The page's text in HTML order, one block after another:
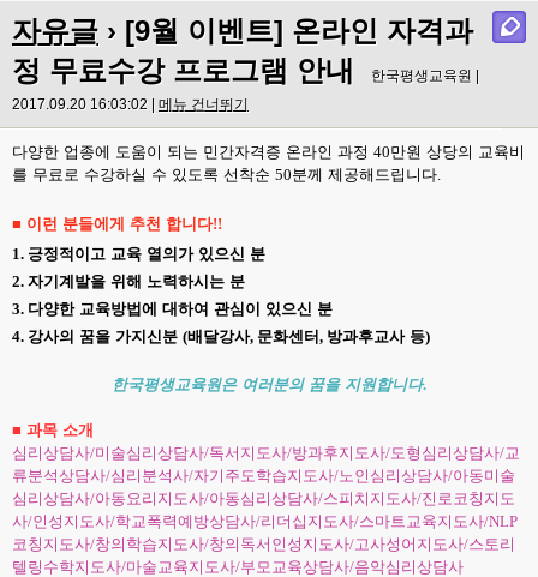
자유글 › [9월 이벤트] 온라인 자격과
정 무료수강 프로그램 안내
한국평생교육원 |
2017.09.20 16:03:02 | 메뉴 건너뛰기
다양한 업종에 도움이 되는 민간자격증 온라인 과정 40만원 상당의 교육비
를 무료로 수강하실 수 있도록 선착순 50분께 제공해드립니다.
■ 이런 분들에게 추천 합니다!!
1. 긍정적이고 교육 열의가 있으신 분
2. 자기계발을 위해 노력하시는 분
3. 다양한 교육방법에 대하여 관심이 있으신 분
4. 강사의 꿈을 가지신분 (배달강사, 문화센터 , 방과후교사 등)
한국평생교육원은 여러분의 꿈을 지원합니다.
■ 과목 소개
심리상담사/미술심리상담사/독서지도사/방과후지도사/도형심리상담사/교
류분석상담사/심리분석사/자기주도학습지도사/노인심리상담사/아동미술
심리상담사/아동요리지도사/아동심리상담사/스피치지도사/진로코칭지도
사/인성지도사/학교폭력예방상담사/리더십지도사/스마트교육지도사/NLP
코칭지도사/창의학습지도사/창의독서인성지도사/고사성어지도사/스토리
텔링수학지도사/마술교육지도사/부모교육상담사/음악심리상담사